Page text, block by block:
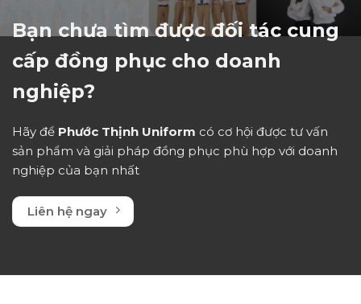
Bạn chưa tìm được đối tác cung
cấp đồng phục cho doanh
nghiệp?
Hãy để Phước Thịnh Uniform có cơ hội được tư vấn
sản phẩm và giải pháp đồng phục phù hợp với doanh
nghiệp của bạn nhất
Liên hệ ngay